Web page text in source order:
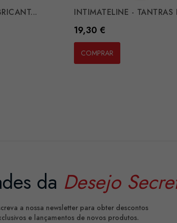
INTIMATELINE - TANTRAS
Preço
19,30 €
COMPRAR
da Desejo
a nossa newsletter para obter descontos
e lançamentos de novos produtos.